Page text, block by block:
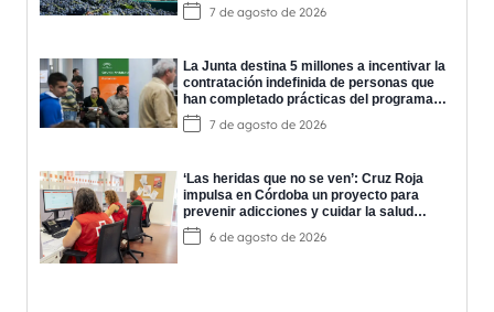
7 de agosto de 2026
La Junta destina 5 millones a incentivar la
contratación indefinida de personas que
han completado prácticas del programa
EPES
7 de agosto de 2026
‘Las heridas que no se ven’: Cruz Roja
impulsa en Córdoba un proyecto para
prevenir adicciones y cuidar la salud
mental
6 de agosto de 2026